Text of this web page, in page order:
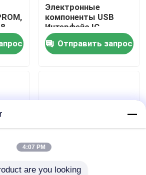
схемы
Электронные
компоненты USB
Интерфейс IC
Высокая скорость
USB 1.8V ULPI
Отправить запрос
CC2530F256RHAR IC
4:07 PM
are you looking